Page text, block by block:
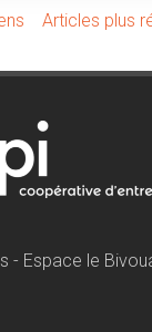
Articles plus
- Espace le